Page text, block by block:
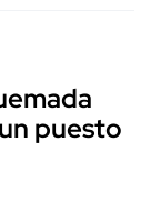
puesto